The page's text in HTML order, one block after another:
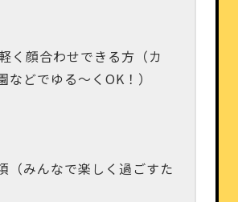
く顔合わせできる方（カ
などでゆる〜くOK！）
（みんなで楽しく過ごすた